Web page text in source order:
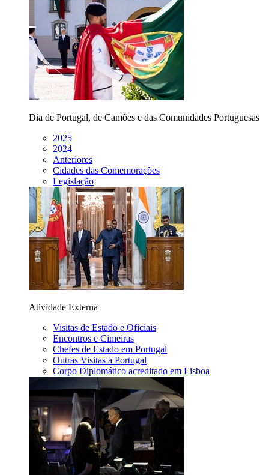
Dia de Portugal, de Camões e das Comunidades Portuguesas
2025
2024
Anteriores
Cidades das Comemorações
Legislação
Atividade Externa
Visitas de Estado e Oficiais
Encontros e Cimeiras
Chefes de Estado em Portugal
Outras Visitas a Portugal
Corpo Diplomático acreditado em Lisboa